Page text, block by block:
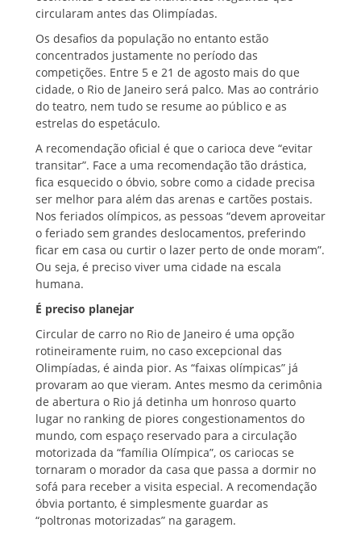
circularam antes das Olimpíadas.
Os desafios da população no entanto estão
concentrados justamente no período das
competições. Entre 5 e 21 de agosto mais do que
cidade, o Rio de Janeiro será palco. Mas ao contrário
do teatro, nem tudo se resume ao público e as
estrelas do espetáculo.
A recomendação oficial é que o carioca deve “evitar
transitar”. Face a uma recomendação tão drástica,
fica esquecido o óbvio, sobre como a cidade precisa
ser melhor para além das arenas e cartões postais.
Nos feriados olímpicos, as pessoas “devem aproveitar
o feriado sem grandes deslocamentos, preferindo
ficar em casa ou curtir o lazer perto de onde moram”.
Ou seja, é preciso viver uma cidade na escala
humana.
É preciso planejar
Circular de carro no Rio de Janeiro é uma opção
rotineiramente ruim, no caso excepcional das
Olimpíadas, é ainda pior. As “faixas olímpicas” já
provaram ao que vieram. Antes mesmo da cerimônia
de abertura o Rio já detinha um honroso quarto
lugar no ranking de piores congestionamentos do
mundo, com espaço reservado para a circulação
motorizada da “família Olímpica”, os cariocas se
tornaram o morador da casa que passa a dormir no
sofá para receber a visita especial. A recomendação
óbvia portanto, é simplesmente guardar as
“poltronas motorizadas” na garagem.